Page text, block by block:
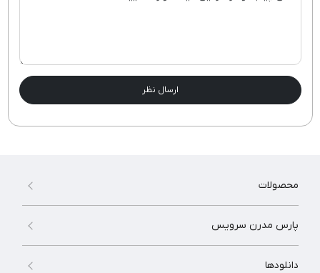
ارسال نظر
محصولات
پارس مدرن سرویس
دانلودها